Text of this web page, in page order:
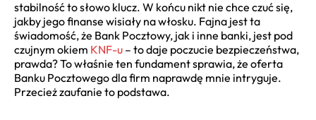
stabilność to słowo klucz. W końcu nikt nie chce czuć się,
jakby jego finanse wisiały na włosku. Fajna jest ta
świadomość, że Bank Pocztowy, jak i inne banki, jest pod
czujnym okiem KNF-u – to daje poczucie bezpieczeństwa,
prawda? To właśnie ten fundament sprawia, że oferta
Banku Pocztowego dla firm naprawdę mnie intryguje.
Przecież zaufanie to podstawa.